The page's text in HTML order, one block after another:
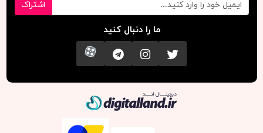
اشتراک
ما را دنبال کنید
تویتر اینستاگرامکانال تلگرام
آپارات